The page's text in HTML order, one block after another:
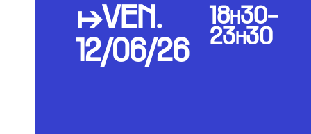
↦VEN.
12/06/26
18h30-
23h30